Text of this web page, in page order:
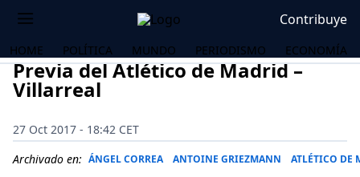
Contribuye
HOME POLÍTICA MUNDO PERIODISMO ECONOMÍA
Previa del Atlético de Madrid –
Villarreal
27 Oct 2017 - 18:42 CET
Archivado en: ÁNGEL CORREA ANTOINE GRIEZMANN ATLÉTICO DE